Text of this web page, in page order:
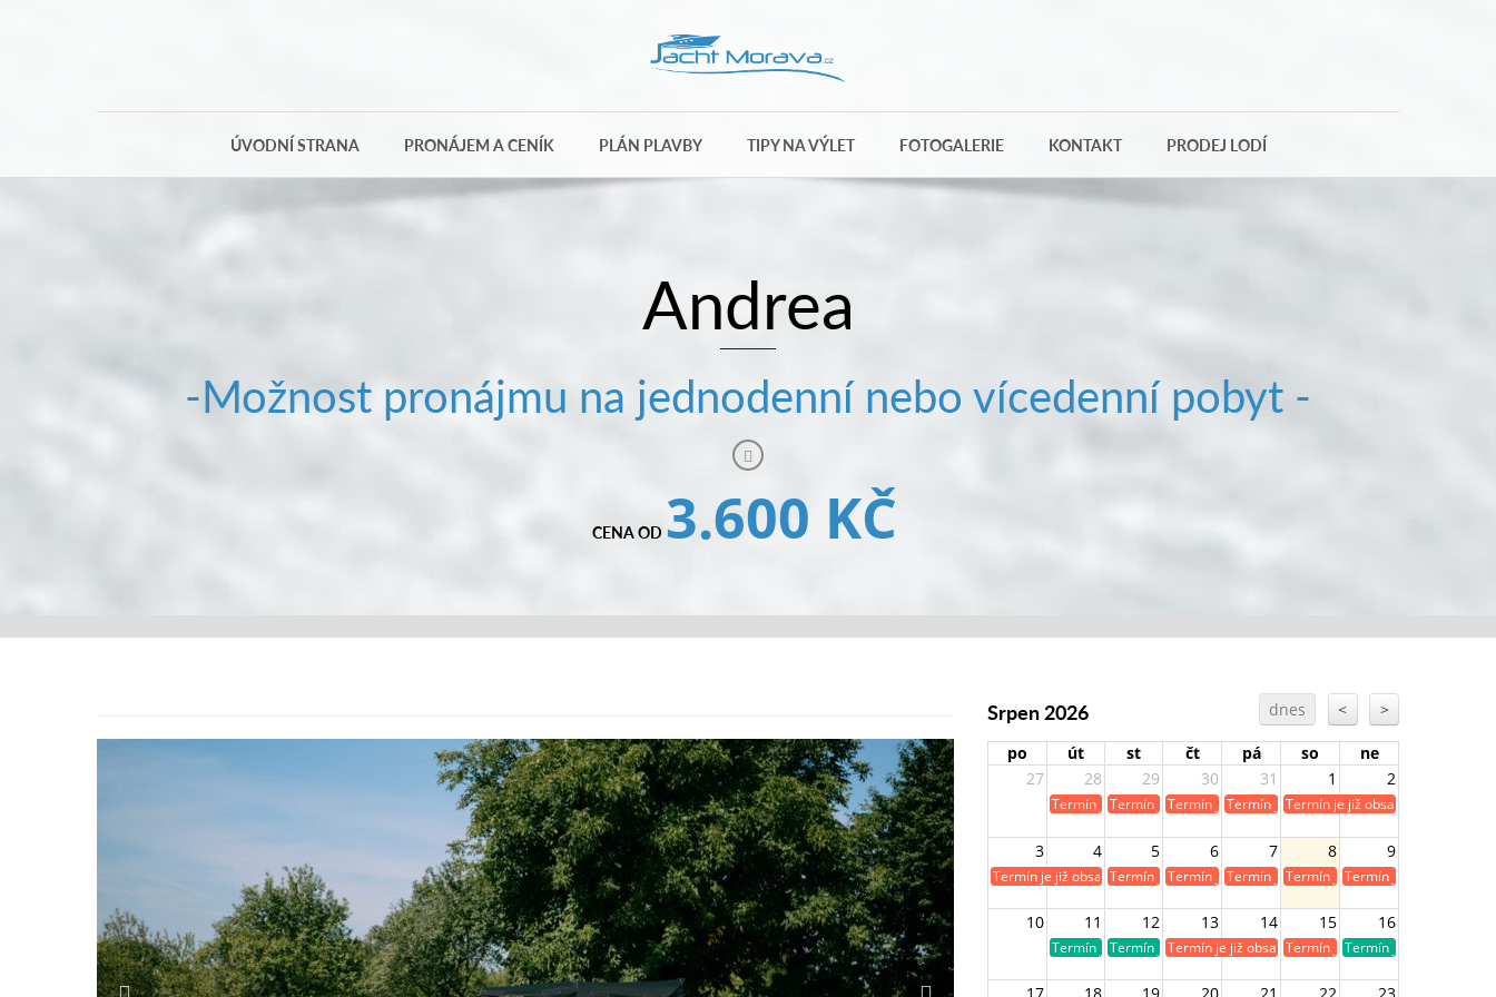
ÚVODNÍ STRANA PRONÁJEM A CENÍK PLÁN PLAVBY TIPY NA VÝLET FOTOGALERIE KONTAKT PRODEJ LODÍ
Andrea
-Možnost pronájmu na jednodenní nebo vícedenní pobyt -
CENA OD 3.600 KČ
Srpen 2026 dnes < >
po út st čt pá so
ne
27
28 29 30 31 1 2
Termín je již obsazen
Termín je již obsazen
Termín je již obsazen
Termín je již obsazen
Termín je již obsazen
3 4 5 6 7 8 9
Termín je již obsazenTermín je již obsazen
Termín je již obsazen
Termín je již obsazen
Termín je již obsazenTermín je již obsazen
10 11 12 13 14 15 16
Termín je volnýTermín je volnýTermín je již obsazenTermín je již obsazen
Termín je volný